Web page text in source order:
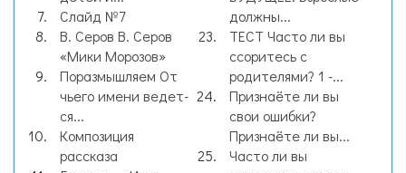
Слайд №7
В. Серов В. Серов
«Мики Морозов»
Поразмышляем От
чьего имени ведет-
ся...
Композиция
рассказа
должны...
ТЕСТ Часто ли вы
ссоритесь с
родителями? 1 -...
Признаёте ли вы
свои ошибки?
Признаёте ли вы...
Часто ли вы